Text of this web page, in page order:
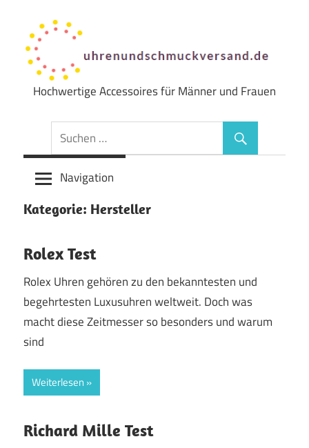
Inhalt
springen
Uhren
Schmuck
Versand
Hochwertige Accessoires für Männer und Frauen
Navigation
Kategorie: Hersteller
Rolex Test
Rolex Uhren gehören zu den bekanntesten und
begehrtesten Luxusuhren weltweit. Doch was
macht diese Zeitmesser so besonders und warum
sind
Weiterlesen
Richard Mille Test